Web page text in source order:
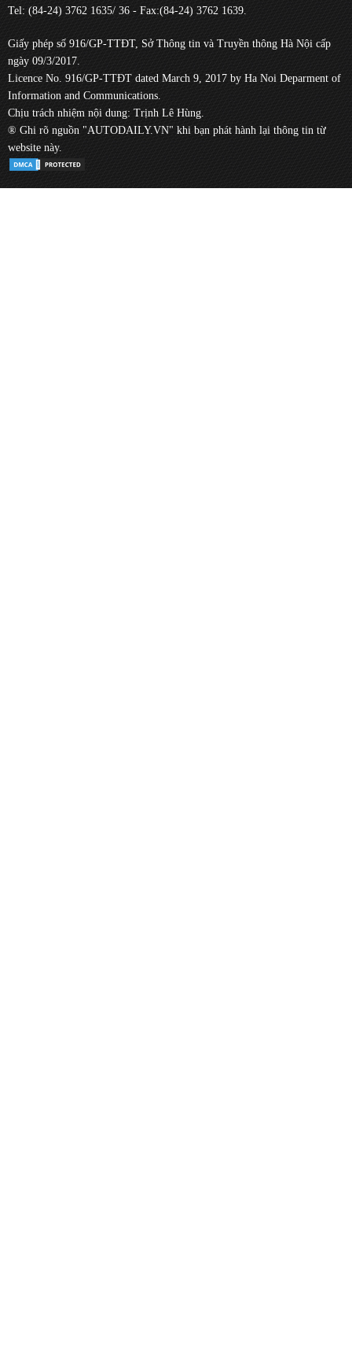
Tel: (84-24) 3762 1635/ 36 - Fax:(84-24) 3762 1639.
Giấy phép số 916/GP-TTĐT, Sở Thông tin và Truyền thông Hà Nội cấp
ngày 09/3/2017.
Licence No. 916/GP-TTĐT dated March 9, 2017 by Ha Noi Deparment of
Information and Communications.
Chịu trách nhiệm nội dung: Trịnh Lê Hùng.
® Ghi rõ nguồn "AUTODAILY.VN" khi bạn phát hành lại thông tin từ
website này.